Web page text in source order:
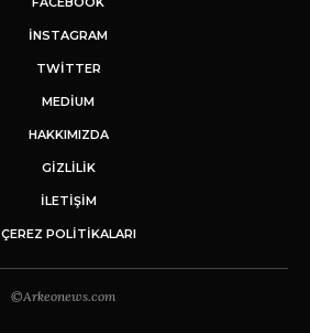
INSTAGRAM
TWITTER
MEDIUM
HAKKIMIZDA
GİZLİLİK
İLETIŞIM
ÇEREZ POLITIKALARI
©Arkeonews.com